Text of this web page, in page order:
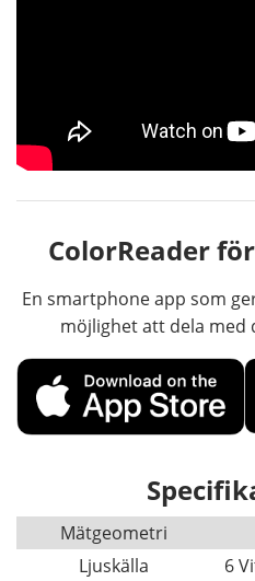
ColorReader
En smartphone app som
möjlighet att dela med
Mätgeometri
Ljuskälla
6